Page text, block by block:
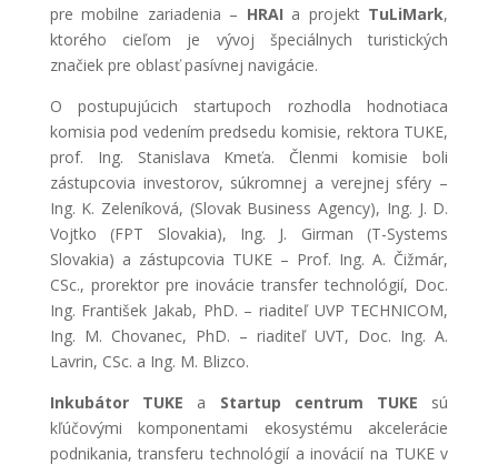
pre mobilne zariadenia – HRAI a projekt TuLiMark,
ktorého cieľom je vývoj špeciálnych turistických
značiek pre oblasť pasívnej navigácie.
O postupujúcich startupoch rozhodla hodnotiaca
komisia pod vedením predsedu komisie, rektora TUKE,
prof. Ing. Stanislava Kmeťa. Členmi komisie boli
zástupcovia investorov, súkromnej a verejnej sféry –
Ing. K. Zeleníková, (Slovak Business Agency), Ing. J. D.
Vojtko (FPT Slovakia), Ing. J. Girman (T-Systems
Slovakia) a zástupcovia TUKE – Prof. Ing. A. Čižmár,
CSc., prorektor pre inovácie transfer technológií, Doc.
Ing. František Jakab, PhD. – riaditeľ UVP TECHNICOM,
Ing. M. Chovanec, PhD. – riaditeľ UVT, Doc. Ing. A.
Lavrin, CSc. a Ing. M. Blizco.
Inkubátor TUKE a Startup centrum TUKE sú
kľúčovými komponentami ekosystému akcelerácie
podnikania, transferu technológií a inovácií na TUKE v